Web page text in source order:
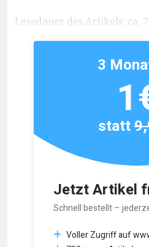
Lesedauer des Artikels: ca.
Jetzt Artikel
Schnell bestellt –
Voller Zugriff auf
3
statt